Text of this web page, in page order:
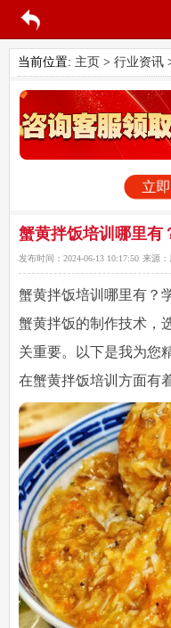
当前位置: 主页 > 行业资讯
立
蟹黄拌饭培训哪里有
发布时间： 2024-06-13 10:17:50 来源：
蟹黄拌饭培训哪里有？
蟹黄拌饭的制作技术，
关重要。以下是我为您
在蟹黄拌饭培训方面有